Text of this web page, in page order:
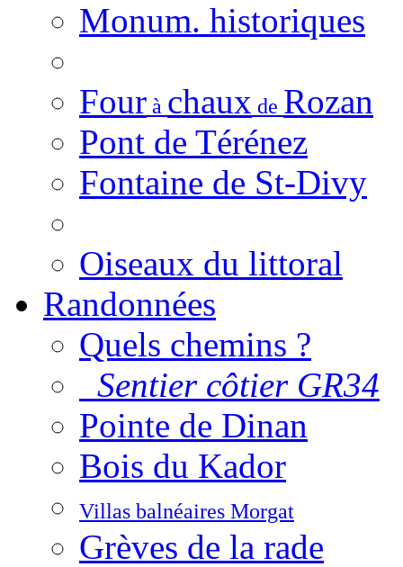
Monum. historiques
Four à chaux de Rozan
Pont de Térénez
Fontaine de St-Divy
Oiseaux du littoral
Randonnées
Quels chemins ?
Sentier côtier GR34
Pointe de Dinan
Bois du Kador
Villas balnéaires Morgat
Grèves de la rade